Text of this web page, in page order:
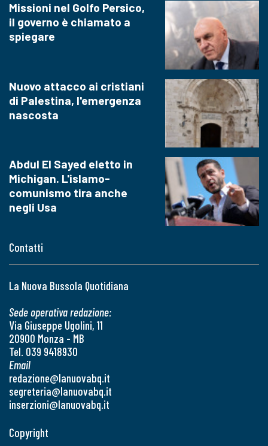
Contatti
La Nuova Bussola Quotidiana
Sede operativa redazione:
Via Giuseppe Ugolini, 11
20900 Monza - MB
Tel. 039 9418930
Email
redazione@lanuovabq.it
segreteria@lanuovabq.it
inserzioni@lanuovabq.it
Missioni nel Golfo Persico,
il governo è chiamato a
spiegare
Nuovo attacco ai cristiani
di Palestina, l'emergenza
nascosta
Abdul El Sayed eletto in
Michigan. L'islamo-
comunismo tira anche
negli Usa
Copyright